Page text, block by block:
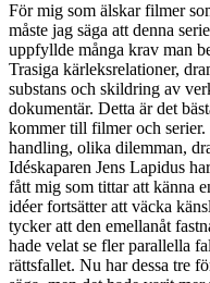
För mig som älskar filmer
måste jag säga att denna
uppfyllde många krav man
Trasiga kärleksrelationer,
substans och skildring av
dokumentär. Detta är det
kommer till filmer och
handling, olika dilemman,
Idéskaparen Jens Lapidus
fått mig som tittar att känna
idéer fortsätter att väcka
tycker att den emellanåt
hade velat se fler parallella
rättsfallet. Nu har dessa tre